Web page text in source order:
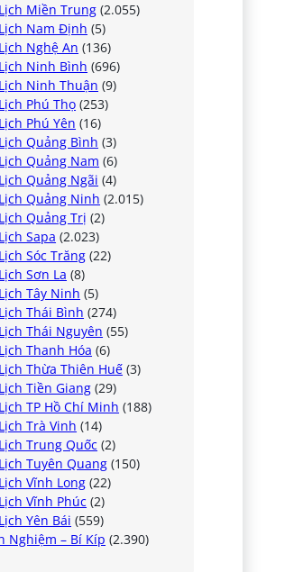
Miền Trung (2.055)
Nam Định (5)
Nghệ An (136)
Ninh Bình (696)
Ninh Thuận (9)
Phú Thọ (253)
Phú Yên (16)
Quảng Bình (3)
Quảng Nam (6)
Quảng Ngãi (4)
Quảng Ninh (2.015)
Quảng Trị (2)
Sapa (2.023)
Sóc Trăng (22)
Sơn La (8)
Tây Ninh (5)
Thái Bình (274)
Thái Nguyên (55)
Thanh Hóa (6)
Thừa Thiên Huế (3)
Tiền Giang (29)
TP Hồ Chí Minh (188)
Trà Vinh (14)
Trung Quốc (2)
Tuyên Quang (150)
Vĩnh Long (22)
Vĩnh Phúc (2)
Yên Bái (559)
Nghiệm – Bí Kíp (2.390)